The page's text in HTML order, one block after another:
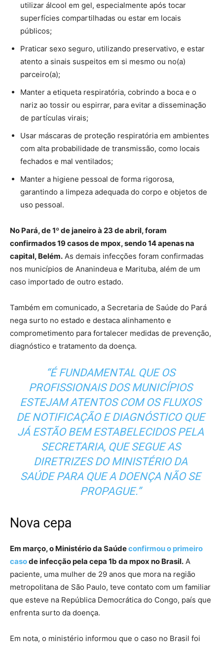
utilizar álcool em gel, especialmente após tocar
superfícies compartilhadas ou estar em locais
públicos;
Praticar sexo seguro, utilizando preservativo, e estar
atento a sinais suspeitos em si mesmo ou no(a)
parceiro(a);
Manter a etiqueta respiratória, cobrindo a boca e o
nariz ao tossir ou espirrar, para evitar a disseminação
de partículas virais;
Usar máscaras de proteção respiratória em ambientes
com alta probabilidade de transmissão, como locais
fechados e mal ventilados;
Manter a higiene pessoal de forma rigorosa,
garantindo a limpeza adequada do corpo e objetos de
uso pessoal.
No Pará, de 1º de janeiro à 23 de abril, foram
confirmados 19 casos de mpox, sendo 14 apenas na
capital, Belém. As demais infecções foram confirmadas
nos municípios de Ananindeua e Marituba, além de um
caso importado de outro estado.
Também em comunicado, a Secretaria de Saúde do Pará
nega surto no estado e destaca alinhamento e
comprometimento para fortalecer medidas de prevenção,
diagnóstico e tratamento da doença.
“É FUNDAMENTAL QUE OS
PROFISSIONAIS DOS MUNICÍPIOS
ESTEJAM ATENTOS COM OS FLUXOS
DE NOTIFICAÇÃO E DIAGNÓSTICO QUE
JÁ ESTÃO BEM ESTABELECIDOS PELA
SECRETARIA, QUE SEGUE AS
DIRETRIZES DO MINISTÉRIO DA
SAÚDE PARA QUE A DOENÇA NÃO SE
PROPAGUE.”
Nova cepa
Em março, o Ministério da Saúdeconfirmou o primeiro
casode infecção pela cepa 1b da mpox no Brasil. A
paciente, uma mulher de 29 anos que mora na região
metropolitana de São Paulo, teve contato com um familiar
que esteve na República Democrática do Congo, país que
enfrenta surto da doença.
Em nota, o ministério informou que o caso no Brasil foi